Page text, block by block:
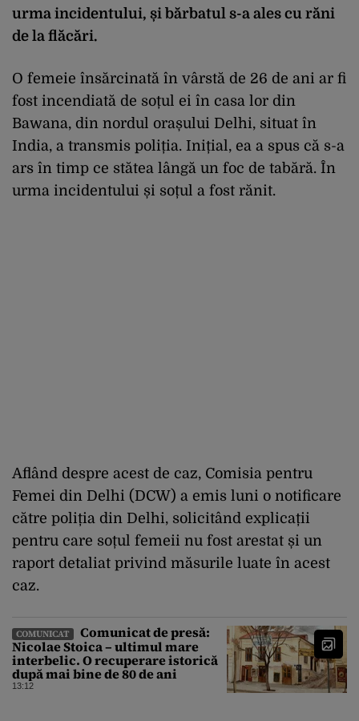
urma incidentului, și bărbatul s-a ales cu răni
de la flăcări.
O femeie însărcinată în vârstă de 26 de ani ar fi
fost incendiată de soțul ei în casa lor din
Bawana, din nordul orașului Delhi, situat în
India, a transmis poliția. Inițial, ea a spus că s-a
ars în timp ce stătea lângă un foc de tabără. În
urma incidentului și soțul a fost rănit.
Aflând despre acest de caz, Comisia pentru
Femei din Delhi (DCW) a emis luni o notificare
către poliția din Delhi, solicitând explicații
pentru care soțul femeii nu fost arestat și un
raport detaliat privind măsurile luate în acest
caz.
COMUNICAT
Comunicat de presă:
Nicolae Stoica – ultimul mare
interbelic. O recuperare istorică
după mai bine de 80 de ani
13:12